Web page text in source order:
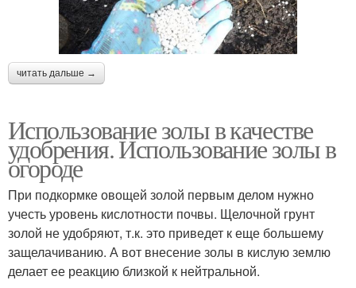
читать дальше →
Использование золы в качестве
удобрения. Использование золы в
огороде
При подкормке овощей золой первым делом нужно
учесть уровень кислотности почвы. Щелочной грунт
золой не удобряют, т.к. это приведет к еще большему
защелачиванию. А вот внесение золы в кислую землю
делает ее реакцию близкой к нейтральной.